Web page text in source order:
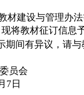
材建设与管理办法
将教材征订信息
期间有异议，请与
会
7 日